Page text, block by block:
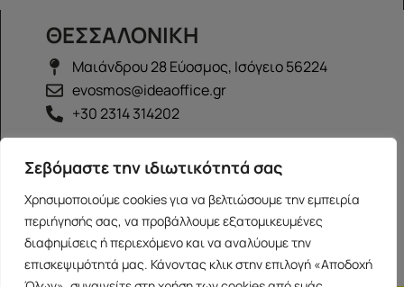
Σεβόμαστε την ιδιωτικότητά σας
Χρησιμοποιούμε cookies για να βελτιώσουμε την εμπειρία
περιήγησής σας, να προβάλλουμε εξατομικευμένες
διαφημίσεις ή περιεχόμενο και να αναλύουμε την
επισκεψιμότητά μας. Κάνοντας κλικ στην επιλογή «Αποδοχή
ΘΕΣΣΑΛΟΝΙΚΗ
Μαιάνδρου 28 Εύοσμος, Ισόγειο 56224
evosmos@ideaoffice.gr
+30 2314 314202
ΙΩΑΝΝΙΝΑ
Γεώργιου Καραϊσκάκη 38, Ισόγειο 45444
ioannina@ideaoffice.gr
+30 26516 08616